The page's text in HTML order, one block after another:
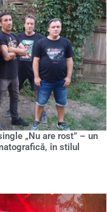
„Nu are rost” – un
în stilul